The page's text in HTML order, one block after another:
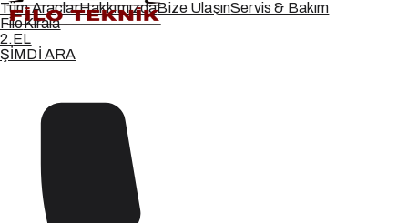
Tüm AraçlarHakkımızdaBize UlaşınServis & Bakım
FiloKirala
2.EL
ŞİMDİ ARA